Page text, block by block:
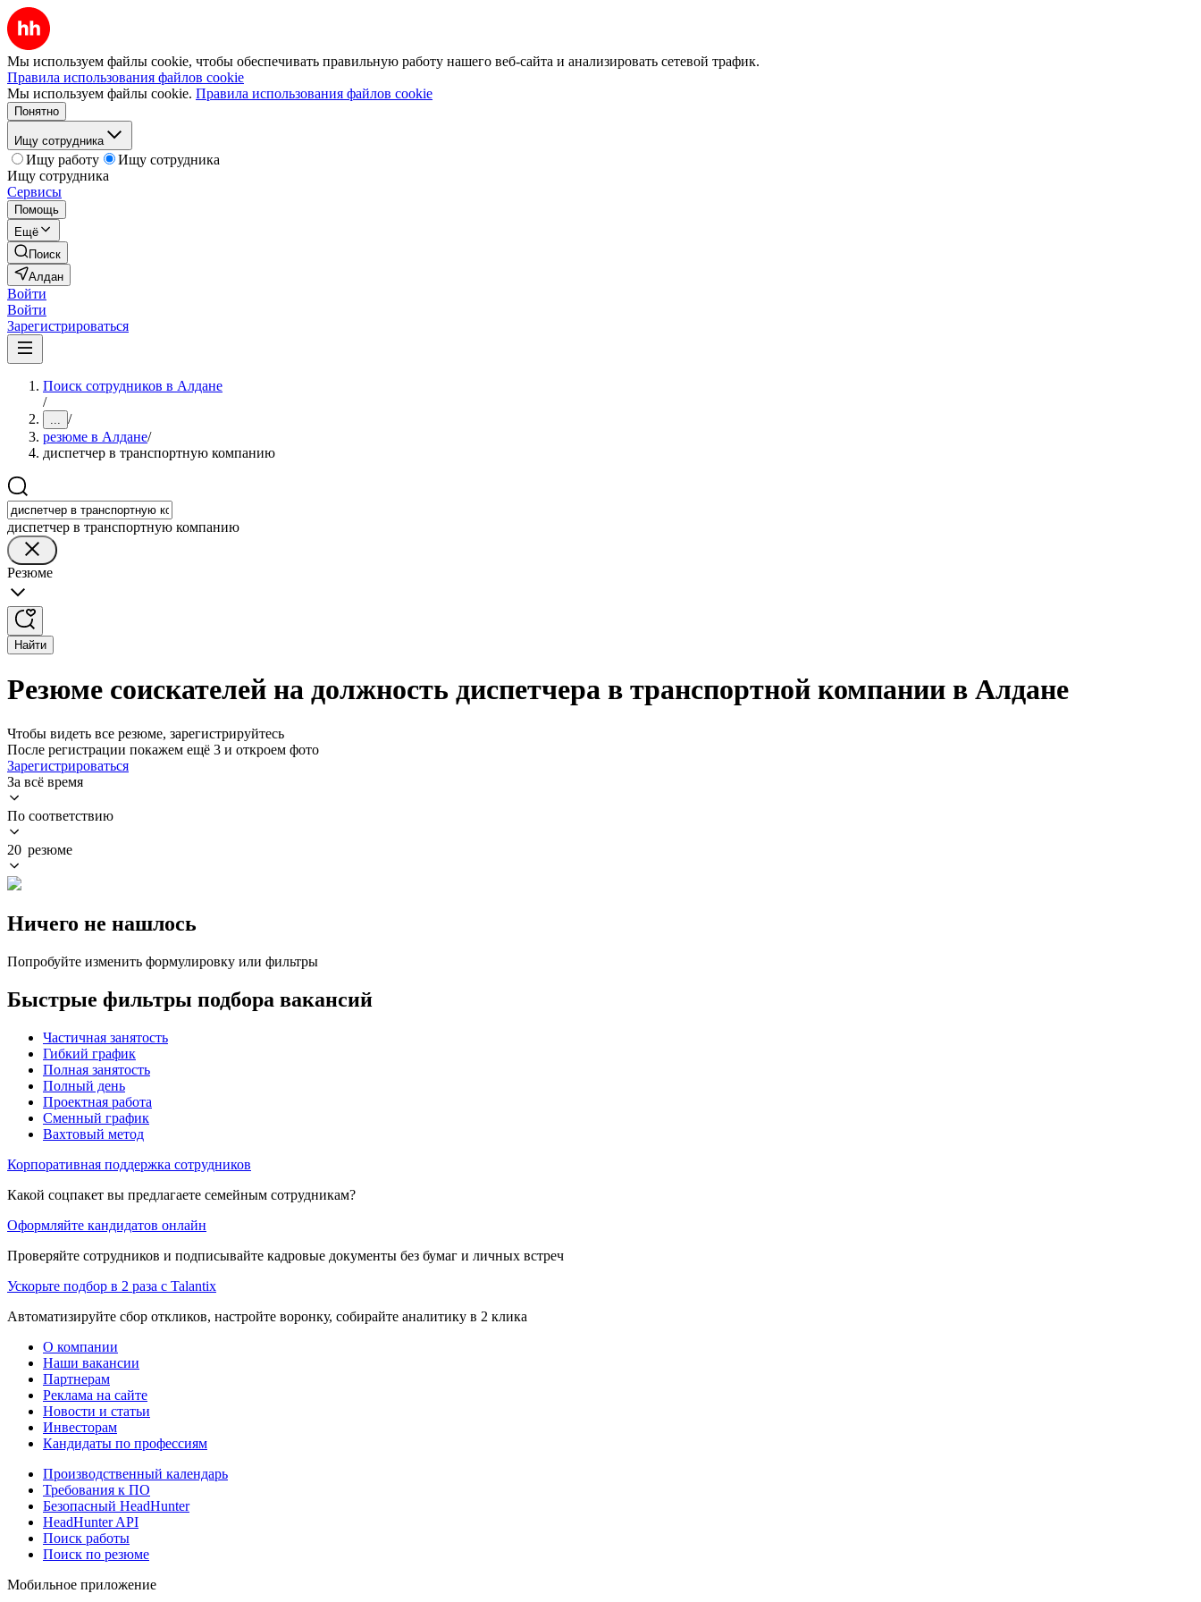
Мы используем файлы cookie, чтобы обеспечивать правильную работу нашего веб-сайта и анализировать сетевой трафик.
Правила использования файлов cookie
Мы используем файлы cookie. Правила использования файлов cookie
Понятно
Ищу сотрудника
Ищу работу
Ищу сотрудника
Ищу сотрудника
Сервисы
Помощь
Ещё
Поиск
Алдан
Войти
Войти
Зарегистрироваться
Поиск сотрудников в Алдане
/
... /
резюме в Алдане/
диспетчер в транспортную компанию
диспетчер в транспортную компанию
Резюме
Найти
Резюме соискателей на должность диспетчера в транспортной компании в Алдане
Чтобы видеть все резюме, зарегистрируйтесь
После регистрации покажем ещё 3 и откроем фото
Зарегистрироваться
За всё время
По соответствию
20 резюме
Ничего не нашлось
Попробуйте изменить формулировку или фильтры
Быстрые фильтры подбора вакансий
Частичная занятость
Гибкий график
Полная занятость
Полный день
Проектная работа
Сменный график
Вахтовый метод
Корпоративная поддержка сотрудников
Какой соцпакет вы предлагаете семейным сотрудникам?
Оформляйте кандидатов онлайн
Проверяйте сотрудников и подписывайте кадровые документы без бумаг и личных встреч
Ускорьте подбор в 2 раза с Talantix
Автоматизируйте сбор откликов, настройте воронку, собирайте аналитику в 2 клика
О компании
Наши вакансии
Партнерам
Реклама на сайте
Новости и статьи
Инвесторам
Кандидаты по профессиям
Производственный календарь
Требования к ПО
Безопасный HeadHunter
HeadHunter API
Поиск работы
Поиск по резюме
Мобильное приложение